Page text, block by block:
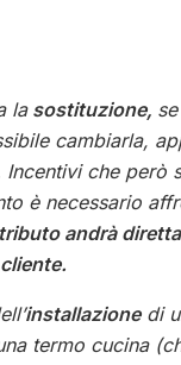
lasostituzione,
cambiarla,
Incentivi che però
è necessario
andrà
installazionedi
termo cucina